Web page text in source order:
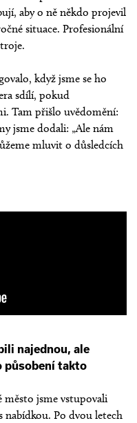
aby o ně někdo projevil
situace. Profesionální
když jsme se ho
sdílí, pokud
Tam přišlo uvědomění:
jsme dodali: „Ale nám
mluvit o důsledcích
najednou, ale
působení takto
jsme vstupovali
nabídkou. Po dvou letech